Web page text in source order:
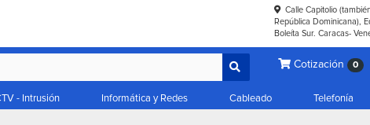
Calle Capitolio
República Dominicana),
Boleíta Sur. Caracas-
Cotización 0
- Intrusión Informática y Redes Cableado Telefonía